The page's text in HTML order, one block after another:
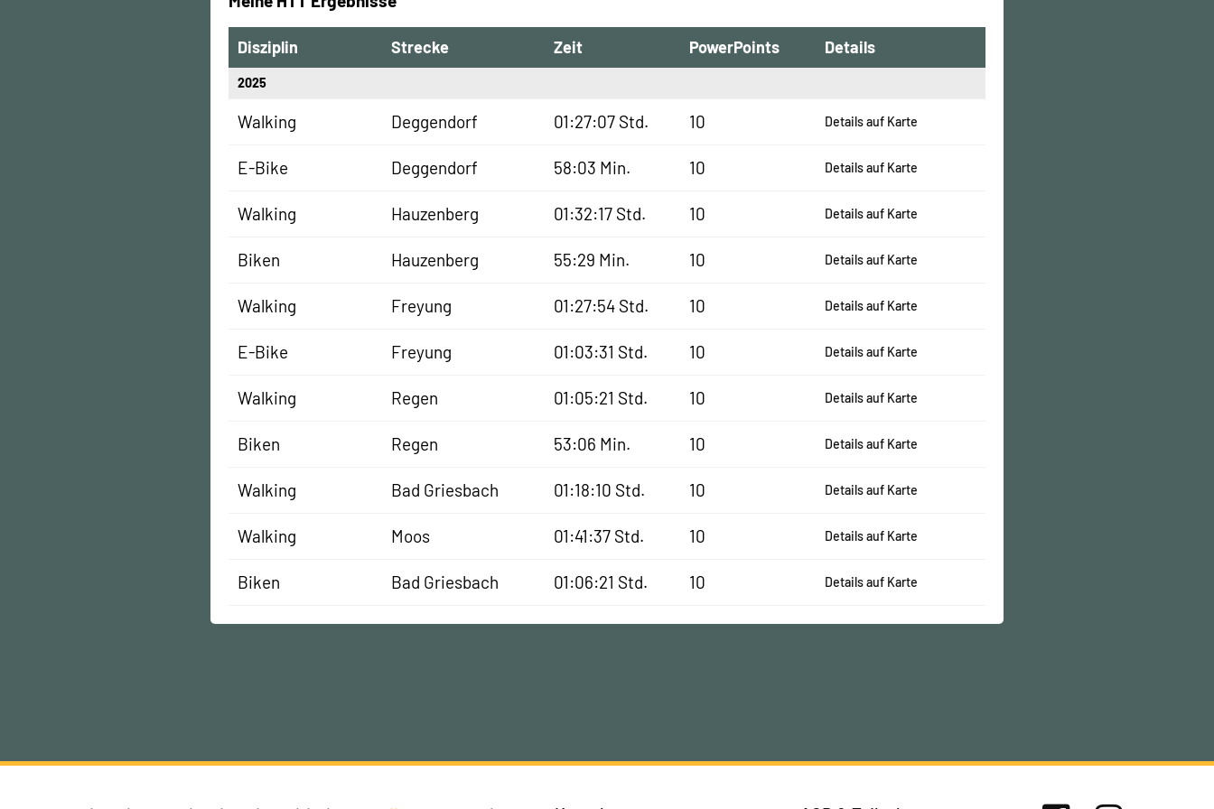
Disziplin Strecke Zeit PowerPoints Details
2025
Walking Deggendorf 01:27:07 Std. 10 Details auf Karte
E-Bike Deggendorf 58:03 Min. 10 Details auf Karte
Walking Hauzenberg 01:32:17 Std. 10 Details auf Karte
Biken Hauzenberg 55:29 Min. 10 Details auf Karte
Walking Freyung 01:27:54 Std. 10 Details auf Karte
E-Bike Freyung 01:03:31 Std. 10 Details auf Karte
Walking Regen 01:05:21 Std. 10 Details auf Karte
Biken Regen 53:06 Min. 10 Details auf Karte
Walking Bad Griesbach 01:18:10 Std. 10 Details auf Karte
Walking Moos 01:41:37 Std. 10 Details auf Karte
Biken Bad Griesbach 01:06:21 Std. 10 Details auf Karte